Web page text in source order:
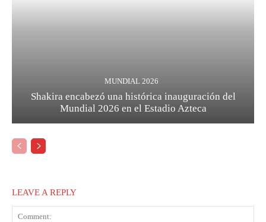
MUNDIAL 2026
Shakira encabezó una histórica inauguración del
Mundial 2026 en el Estadio Azteca
LEAVE A REPLY